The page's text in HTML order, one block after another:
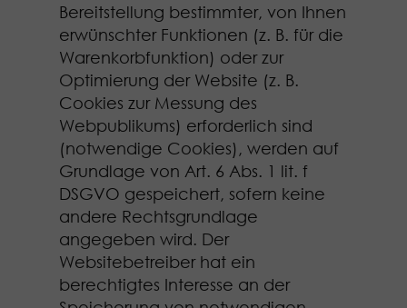
Bereitstellung bestimmter, von Ihnen
erwünschter Funktionen (z. B. für die
Warenkorbfunktion) oder zur
Optimierung der Website (z. B.
Cookies zur Messung des
Webpublikums) erforderlich sind
(notwendige Cookies), werden auf
Grundlage von Art. 6 Abs. 1 lit. f
DSGVO gespeichert, sofern keine
andere Rechtsgrundlage
angegeben wird. Der
Websitebetreiber hat ein
berechtigtes Interesse an der